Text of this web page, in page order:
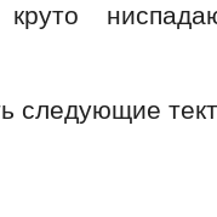
следующие